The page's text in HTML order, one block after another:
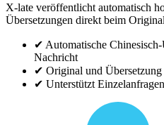
X-late veröffentlicht automatisch
Übersetzungen direkt beim
✔ Automatische
Nachricht
✔ Original und Übersetzung
✔ Unterstützt